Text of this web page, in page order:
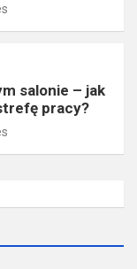
salonie – jak
pracy?